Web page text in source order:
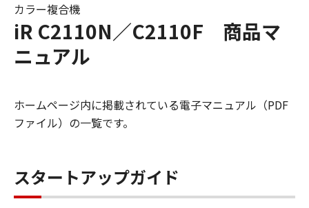
iR C2110N／C2110F 商品マ
ニュアル
カラー複合機
ホームページ内に掲載されている電子マニュアル（PDF
ファイル）の一覧です。
スタートアップガイド